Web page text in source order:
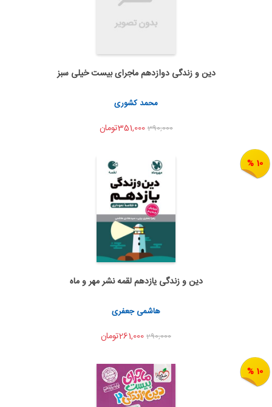
اضافه به سبد خرید
اشتراک گذاری
دین و زندگی دوازدهم ماجرای بیست خیلی سبز
محمد کشوری
390,000351,000تومان
10 %
اضافه به سبد خرید
اشتراک گذاری
دین و زندگی یازدهم لقمه نشر مهر و ماه
هاشمی جعفری
290,000
10 %